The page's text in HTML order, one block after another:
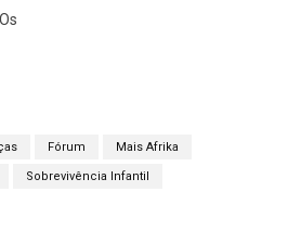
Fórum Mais Afrika
Sobrevivência Infantil